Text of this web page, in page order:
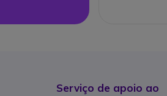
Serviço de apoio ao